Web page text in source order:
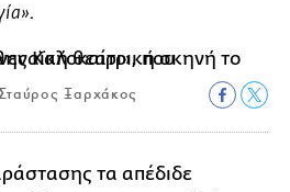
.
Ξαρχάκος
τα απέδιδε